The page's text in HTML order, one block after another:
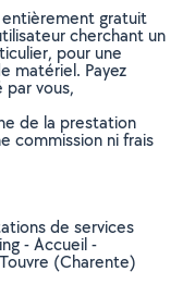
entièrement gratuit
cherchant un
pour une
matériel. Payez
vous,
de la prestation
commission ni frais
de services
- Accueil -
(Charente)